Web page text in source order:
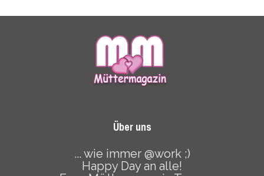
Über uns
... wie immer @work ;)
Happy Day an alle!